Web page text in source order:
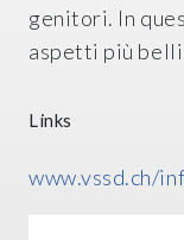
genitori. In
aspetti più belli
Links
www.vssd.ch/